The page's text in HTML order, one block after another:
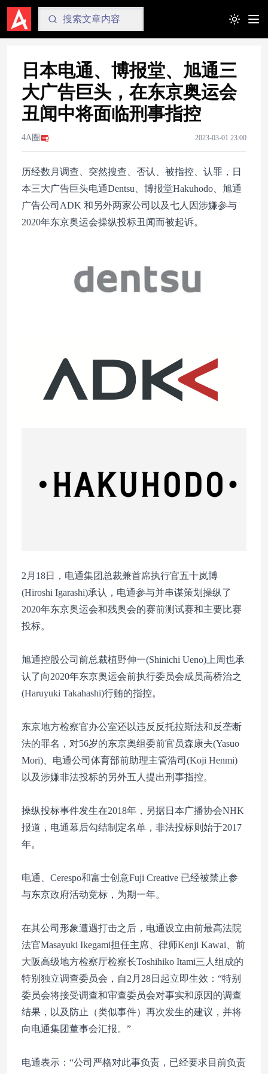
Toggle
日本电通、博报堂、旭通三
大广告巨头，在东京奥运会
丑闻中将面临刑事指控
4A圈 2023-03-01 23:00
历经数月调查、突然搜查、否认、被指控、认罪，日
本三大广告巨头电通Dentsu、博报堂Hakuhodo、旭通
广告公司ADK 和另外两家公司以及七人因涉嫌参与
2020年东京奥运会操纵投标丑闻而被起诉。
2月18日，电通集团总裁兼首席执行官五十岚博
(Hiroshi Igarashi)承认，电通参与并串谋策划操纵了
2020年东京奥运会和残奥会的赛前测试赛和主要比赛
投标。
旭通控股公司前总裁植野伸一(Shinichi Ueno)上周也承
认了向2020年东京奥运会前执行委员会成员高桥治之
(Haruyuki Takahashi)行贿的指控。
东京地方检察官办公室还以违反反托拉斯法和反垄断
法的罪名，对56岁的东京奥组委前官员森康夫(Yasuo
Mori)、电通公司体育部前助理主管浩司(Koji Henmi)
以及涉嫌非法投标的另外五人提出刑事指控。
操纵投标事件发生在2018年，另据日本广播协会NHK
报道，电通幕后勾结制定名单，非法投标则始于2017
年。
电通、Cerespo和富士创意Fuji Creative 已经被禁止参
与东京政府活动竞标，为期一年。
在其公司形象遭遇打击之后，电通设立由前最高法院
法官Masayuki Ikegami担任主席、律师Kenji Kawai、前
大阪高级地方检察厅检察长Toshihiko Itami三人组成的
特别独立调查委员会，自2月28日起立即生效：“特别
委员会将接受调查和审查委员会对事实和原因的调查
结果，以及防止（类似事件）再次发生的建议，并将
向电通集团董事会汇报。”
电通表示：“公司严格对此事负责，已经要求目前负责